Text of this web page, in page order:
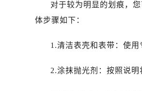
对于较为明显的划痕，
体步骤如下：
1.清洁表壳和表带：使
2.涂抹抛光剂：按照说明